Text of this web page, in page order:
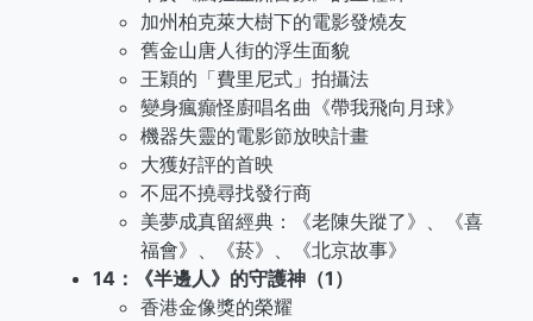
加州柏克萊大樹下的電影發燒友
舊金山唐人街的浮生面貌
王穎的「費里尼式」拍攝法
變身瘋癲怪廚唱名曲《帶我飛向月球》
機器失靈的電影節放映計畫
大獲好評的首映
不屈不撓尋找發行商
美夢成真留經典：《老陳失蹤了》、《喜
福會》、《菸》、《北京故事》
14：《半邊人》的守護神（1）
香港金像獎的榮耀